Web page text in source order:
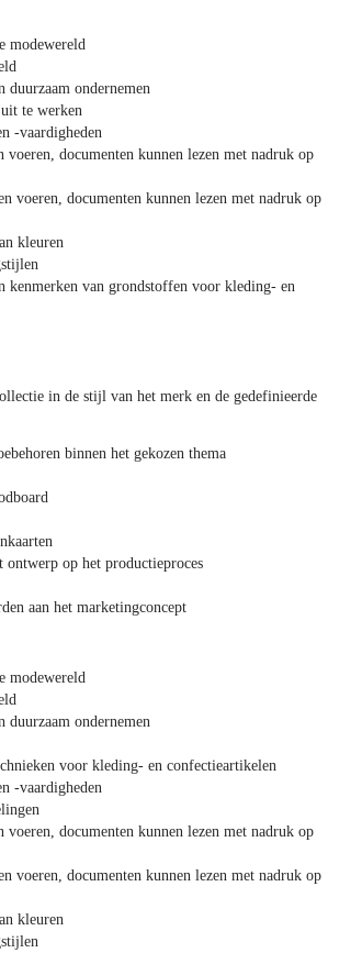
modewereld
duurzaam ondernemen
te werken
-vaardigheden
voeren, documenten kunnen lezen met nadruk op
voeren, documenten kunnen lezen met nadruk op
kleuren
kenmerken van grondstoffen voor kleding- en
in de stijl van het merk en de gedefinieerde
binnen het gekozen thema
op het productieproces
aan het marketingconcept
modewereld
duurzaam ondernemen
voor kleding- en confectieartikelen
-vaardigheden
voeren, documenten kunnen lezen met nadruk op
voeren, documenten kunnen lezen met nadruk op
kleuren